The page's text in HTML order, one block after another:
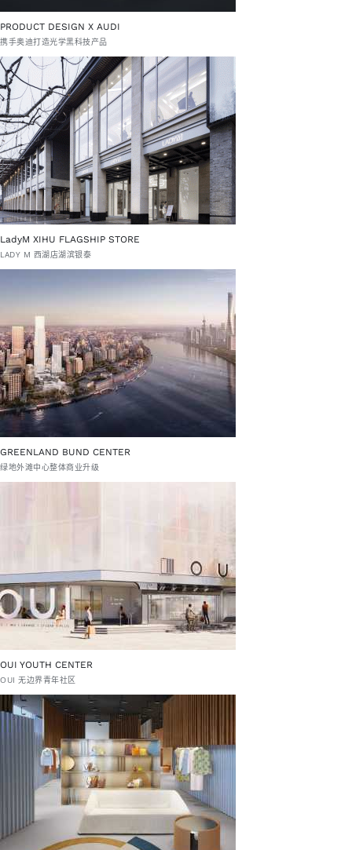
PRODUCT DESIGN X AUDI
携手奥迪打造光学黑科技产品
LadyM XIHU FLAGSHIP STORE
LADY M 西湖店湖滨银泰
GREENLAND BUND CENTER
绿地外滩中心整体商业升级
OUI YOUTH CENTER
OUI 无边界青年社区